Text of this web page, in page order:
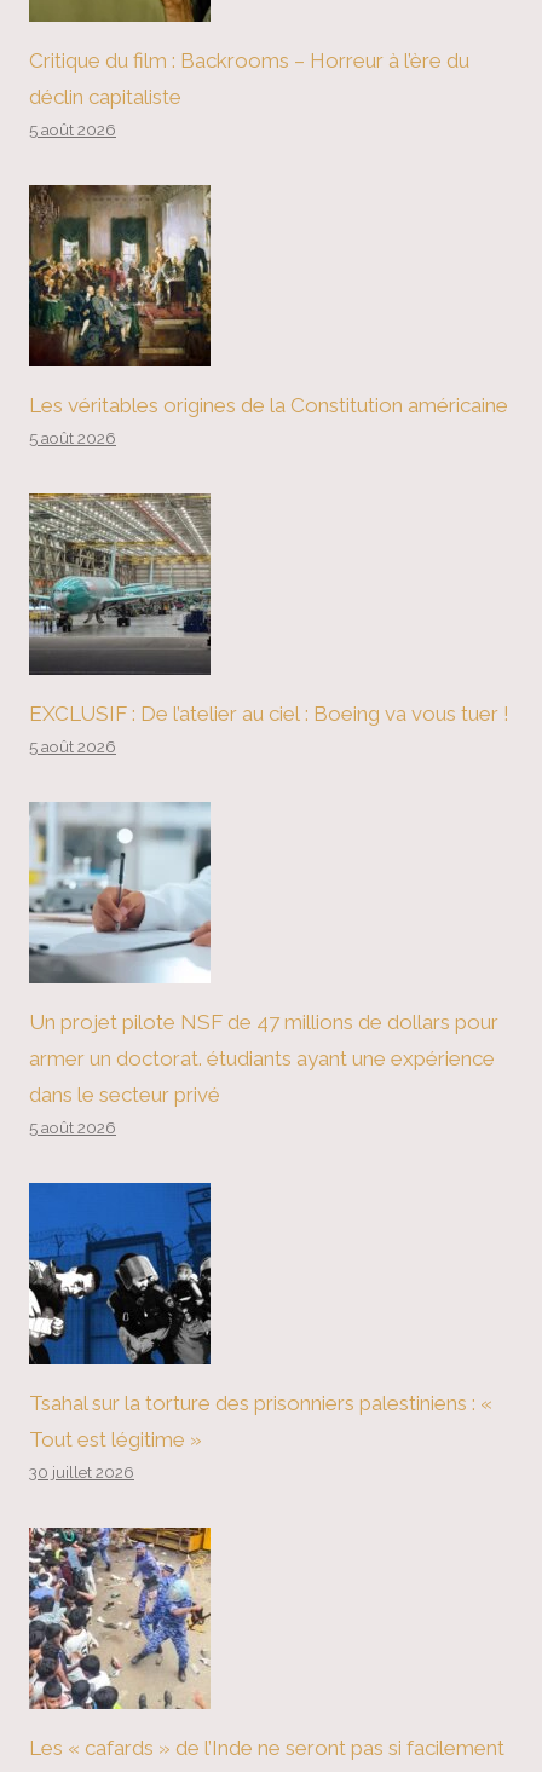
Critique du film : Backrooms – Horreur à l’ère du
déclin capitaliste
5 août 2026
Les véritables origines de la Constitution américaine
5 août 2026
EXCLUSIF : De l’atelier au ciel : Boeing va vous tuer !
5 août 2026
Un projet pilote NSF de 47 millions de dollars pour
armer un doctorat. étudiants ayant une expérience
dans le secteur privé
5 août 2026
Tsahal sur la torture des prisonniers palestiniens : «
Tout est légitime »
30 juillet 2026
Les « cafards » de l’Inde ne seront pas si facilement